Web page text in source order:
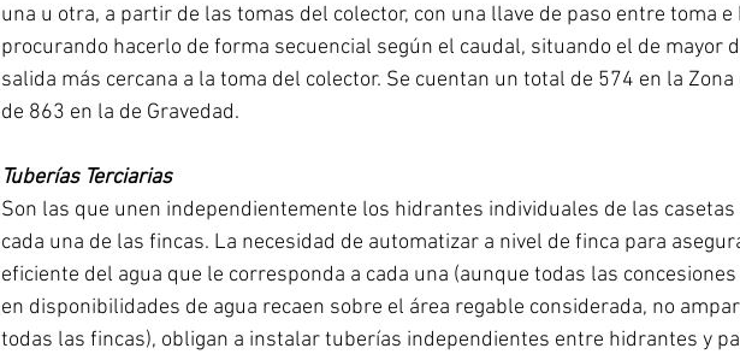
una u otra, a partir de las tomas del colector, con una llave de paso entre toma e
procurando hacerlo de forma secuencial según el caudal, situando el de mayor
salida más cercana a la toma del colector. Se cuentan un total de 574 en la
de 863 en la de Gravedad.
Tuberías Terciarias
Son las que unen independientemente los hidrantes individuales de las casetas
cada una de las fincas. La necesidad de automatizar a nivel de finca para
eficiente del agua que le corresponda a cada una (aunque todas las
en disponibilidades de agua recaen sobre el área regable considerada, no
todas las fincas), obligan a instalar tuberías independientes entre hidrantes y